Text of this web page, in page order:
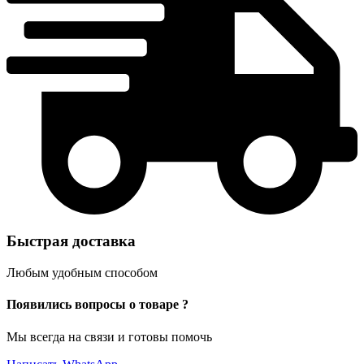
Быстрая доставка
Любым удобным способом
Появились вопросы о товаре ?
Мы всегда на связи и готовы помочь